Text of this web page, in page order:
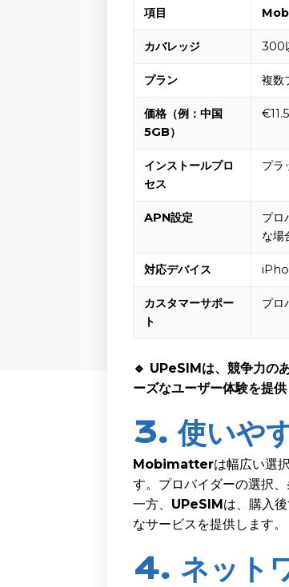
項目
カバレッジ 300
プラン 複数
価格（例：中国
5GB）
インストールプロ
セス
プラ
APN設定
プロ
な場
対応デバイス
カスタマーサポー
ト
プロ
🔹 UPeSIMは、競争力の
ーズなユーザー体験を提供
3. 使いや
Mobimatterは幅広い選
す。プロバイダーの選択
一方、 UPeSIMは、購入
なサービスを提供します。
4. ネット